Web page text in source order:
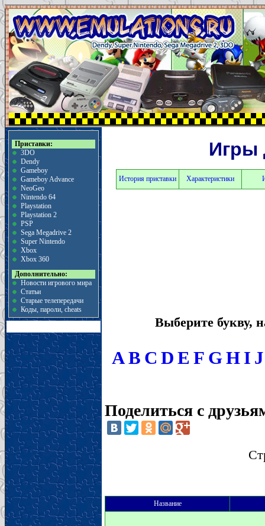
Приставки:
3DO
Dendy
Gameboy
Gameboy Advance
NeoGeo
Nintendo 64
Playstation
Playstation 2
PSP
Sega Megadrive 2
Super Nintendo
Xbox
Xbox 360
Дополнительно:
Новости игрового мира
Статьи
Старые телепередачи
Коды, пароли, cheats
Игры
История приставки Характеристики
Выберите букву,
AB C D E F GH I J
Поделиться с
Название